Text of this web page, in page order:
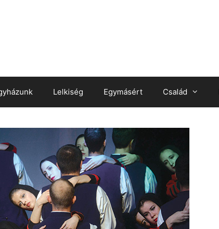
Lelkiség Egymásért Család